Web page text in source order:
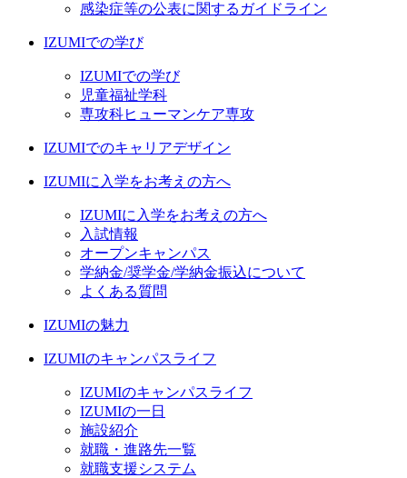
感染症等の公表に関するガイドライン
IZUMIでの学び
IZUMIでの学び
児童福祉学科
専攻科ヒューマンケア専攻
IZUMIでのキャリアデザイン
IZUMIに入学をお考えの方へ
IZUMIに入学をお考えの方へ
入試情報
オープンキャンパス
学納金/奨学金/学納金振込について
よくある質問
IZUMIの魅力
IZUMIのキャンパスライフ
IZUMIのキャンパスライフ
IZUMIの一日
施設紹介
就職・進路先一覧
就職支援システム